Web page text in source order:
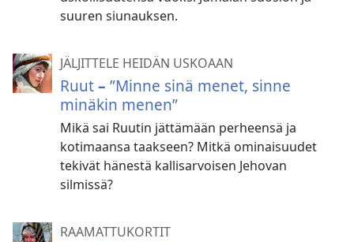
suuren siunauksen.
JÄLJITTELE HEIDÄN USKOAAN
Ruut– ”Minne sinä menet, sinne
minäkin menen”
Mikä sai Ruutin jättämään perheensä ja
kotimaansa taakseen? Mitkä ominaisuudet
tekivät hänestä kallisarvoisen Jehovan
silmissä?
RAAMATTUKORTIT